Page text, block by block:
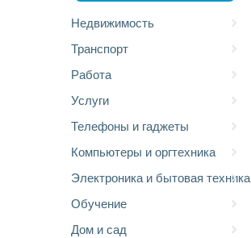
Недвижимость
Транспорт
Работа
Услуги
Телефоны и гаджеты
Компьютеры и оргтехника
Электроника и бытовая техника
Обучение
Дом и сад